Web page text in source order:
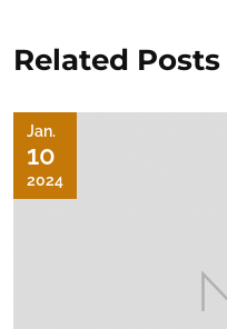
Related Posts
Jan.
10
2024